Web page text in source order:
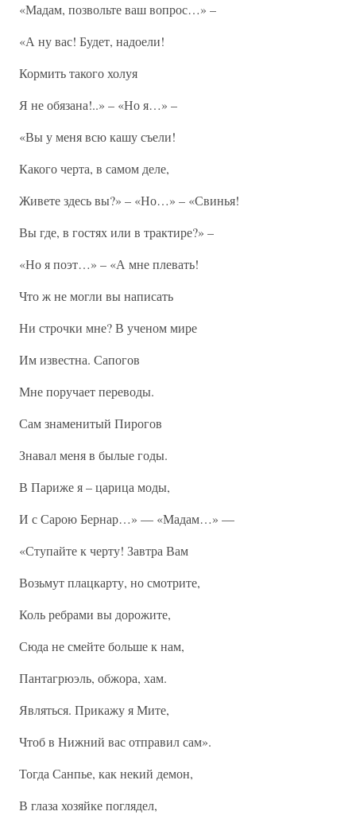
«Мадам, позвольте ваш вопрос…» –
«А ну вас! Будет, надоели!
Кормить такого холуя
Я не обязана!..» – «Но я…» –
«Вы у меня всю кашу съели!
Какого черта, в самом деле,
Живете здесь вы?» – «Но…» – «Свинья!
Вы где, в гостях или в трактире?» –
«Но я поэт…» – «А мне плевать!
Что ж не могли вы написать
Ни строчки мне? В ученом мире
Им известна. Сапогов
Мне поручает переводы.
Сам знаменитый Пирогов
Знавал меня в былые годы.
В Париже я – царица моды,
И с Сарою Бернар…» — «Мадам…» —
«Ступайте к черту! Завтра Вам
Возьмут плацкарту, но смотрите,
Коль ребрами вы дорожите,
Сюда не смейте больше к нам,
Пантагрюэль, обжора, хам.
Являться. Прикажу я Мите,
Чтоб в Нижний вас отправил сам».
Тогда Санпье, как некий демон,
В глаза хозяйке поглядел,